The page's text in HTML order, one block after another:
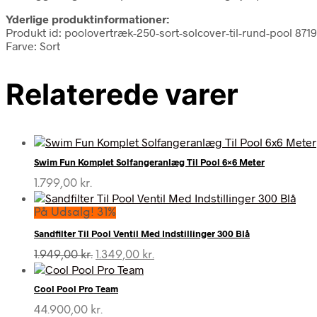
Yderlige produktinformationer:
Produkt id: poolovertræk-250-sort-solcover-til-rund-pool
Farve: Sort
Relaterede varer
Swim Fun Komplet Solfangeranlæg Til Pool 6×6 Meter
1.799,00 kr.
På Udsalg! 31%
Sandfilter Til Pool Ventil Med Indstillinger 300 Blå
1.949,00kr. Den
oprindelige
var:
1.949,00 kr..
1.349,00 kr.
Cool Pool Pro Team
44.900,00 kr.